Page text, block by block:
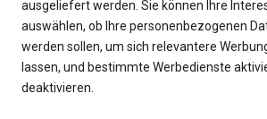
ausgeliefert werden. Sie können Ihre
auswählen, ob Ihre personenbezogenen
werden sollen, um sich relevantere
lassen, und bestimmte Werbedienste
deaktivieren.